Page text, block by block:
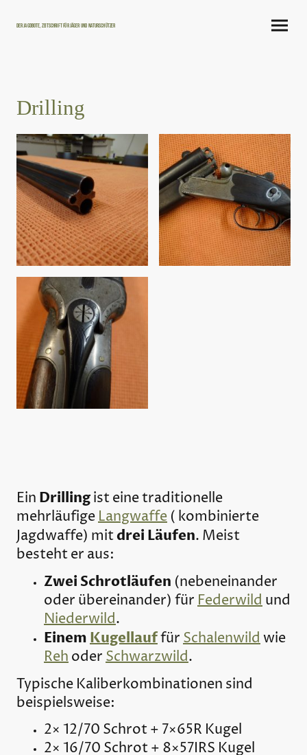
Der Jagdbote, Zeitschrift für Jäger und Naturschützer
Drilling
Ein Drillingist eine traditionelle
mehrläufigeLangwaffe ( kombinierte
Jagdwaffe) mitdrei Läufen. Meist
besteht er aus:
Zwei Schrotläufen (nebeneinander
oder übereinander) fürFederwildund
Niederwild.
EinemKugellauffürSchalenwildwie
RehoderSchwarzwild.
Typische Kaliberkombinationen sind
beispielsweise:
2× 12/70 Schrot + 7×65R Kugel
2× 16/70 Schrot + 8×57IRS Kugel